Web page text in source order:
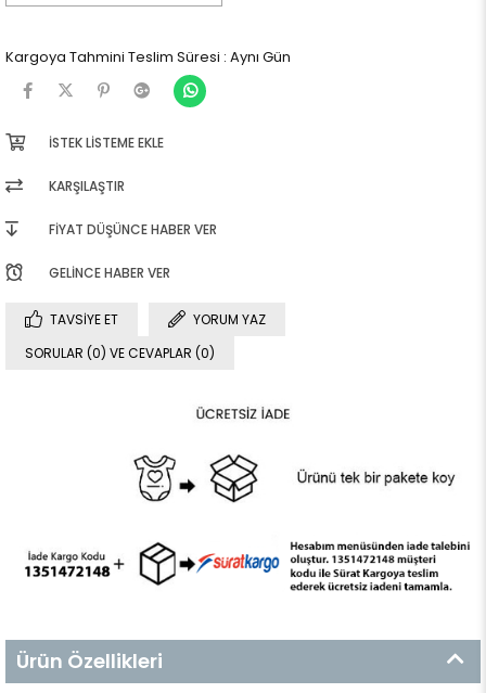
Kargoya Tahmini Teslim Süresi : Aynı Gün
İSTEK LISTEME EKLE
KARŞILAŞTIR
FIYAT DÜŞÜNCE HABER VER
GELINCE HABER VER
TAVSIYE ET
YORUM YAZ
SORULAR (0) VE CEVAPLAR (0)
Ürün Özellikleri